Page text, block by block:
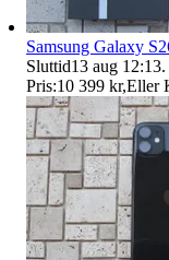
Samsung Galaxy
Sluttid13 aug 12:13.
Pris:10 399 kr,Eller